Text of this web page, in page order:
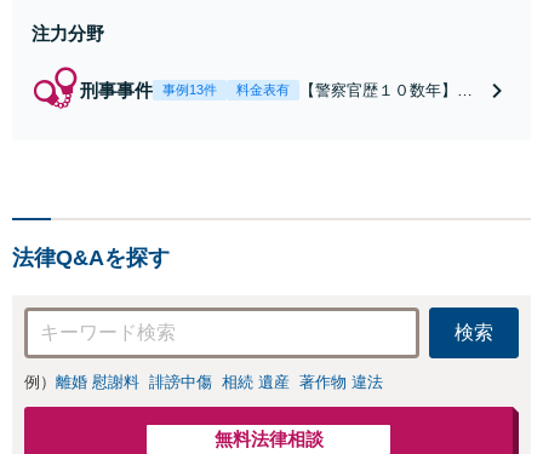
注力分野
刑事事件 事例13件 料金表有
【警察官歴１０数年】
力。少年事件／告訴・告
法律Q&Aを探す
検索
例） 離婚 慰謝料 誹謗中傷 相続 遺産 著作物 違法
無料法律相談